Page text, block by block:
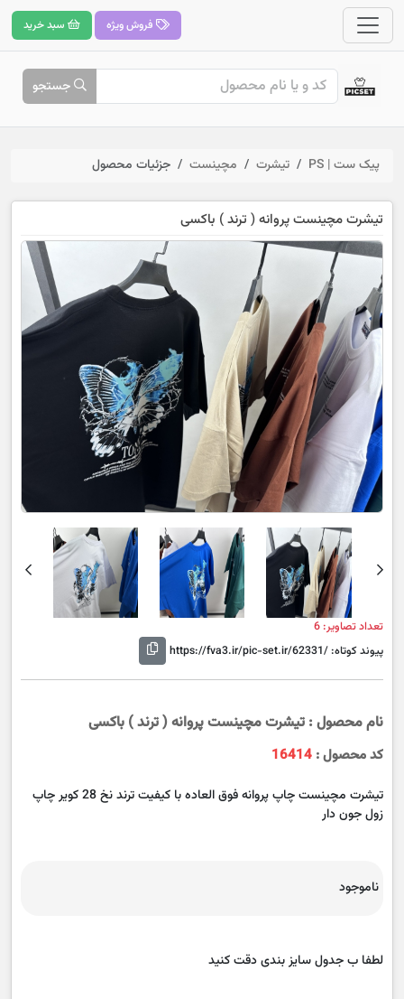
فروش ویژه سبد خرید
جستجو
پیک ست | PS تیشرت مچینست جزئیات محصول
تیشرت مچینست پروانه ( ترند ) باکسی
Next
تعداد تصاویر: 6
پیوند کوتاه:https://fva3.ir/pic-set.ir/62331/
نام محصول : تیشرت مچینست پروانه ( ترند ) باکسی
کد محصول : 16414
تیشرت مچینست چاپ پروانه فوق العاده با کیفیت ترند نخ 28 کویر چاپ
زول جون دار
ناموجود
لطفا ب جدول سایز بندی دقت کنید